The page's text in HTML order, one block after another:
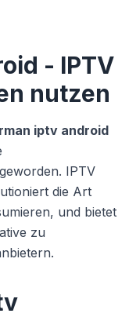
- IPTV
nutzen
iptv android
IPTV
die Art
und bietet
zu